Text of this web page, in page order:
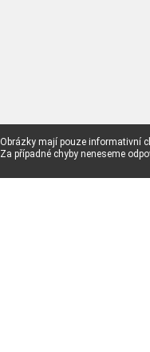
Obrázky mají pouze informativní
Za případné chyby neneseme